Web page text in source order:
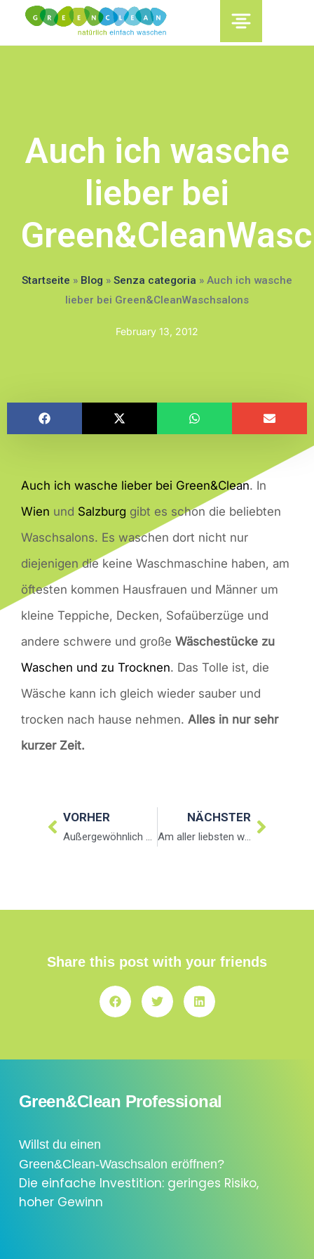
content
Auch ich wasche
lieber bei
Startseite » Blog » Senza categoria » Auch ich wasche
lieber bei Green&CleanWaschsalons
February 13, 2012
Auch ich wasche lieber bei Green&Clean. In
Wien und Salzburg gibt es schon die beliebten
Waschsalons. Es waschen dort nicht nur
diejenigen die keine Waschmaschine haben, am
öftesten kommen Hausfrauen und Männer um
kleine Teppiche, Decken, Sofaüberzüge und
andere schwere und große Wäschestücke zu
Waschen und zu Trocknen. Das Tolle ist, die
Wäsche kann ich gleich wieder sauber und
trocken nach hause nehmen. Alles in nur sehr
kurzer Zeit.
VORHER
Außergewöhnlich einfach waschen
NÄCHSTER
Am aller liebsten wasche ich bei Green&Clean
Share this post with your friends
Green&Clean Professional
Willst du einen
Green&Clean-Waschsalon eröffnen?
Die einfache Investition: geringes Risiko,
hoher Gewinn